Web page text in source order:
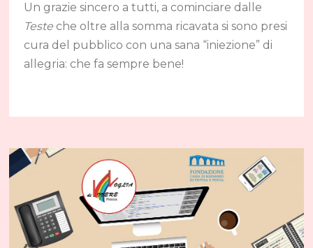
Un grazie sincero a tutti, a cominciare dalle
Teste che oltre alla somma ricavata si sono presi
cura del pubblico con una sana “iniezione” di
allegria: che fa sempre bene!